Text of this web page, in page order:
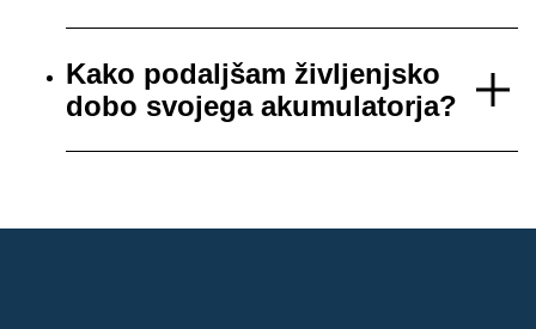
Kako podaljšam življenjsko
dobo svojega akumulatorja?